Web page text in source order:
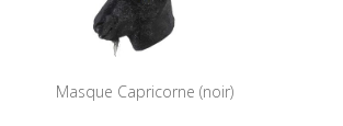
Masque Capricorne (noir)